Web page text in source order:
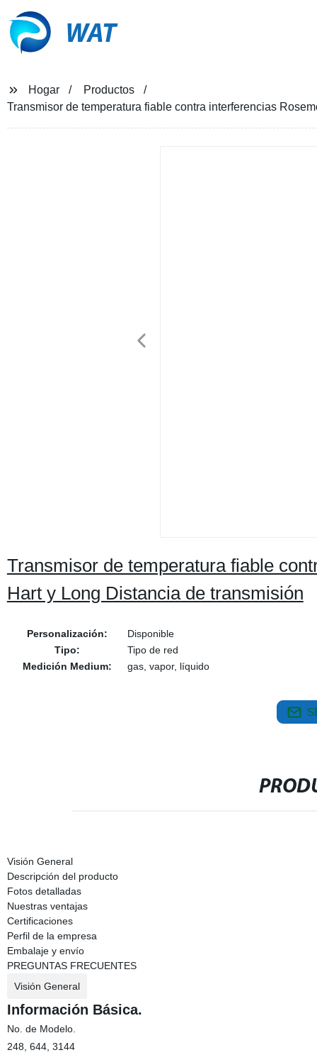
WAT
Hogar
Productos
Transmisor de temperatura fiable contra interferencias
Transmisor de temperatura fiable
Hart y Long Distancia de transmisión
Personalización:
Disponible
Tipo:
Tipo de red
Medición Medium:
gas, vapor, líquido
Visión General
Descripción del producto
Fotos detalladas
Nuestras ventajas
Certificaciones
Perfil de la empresa
Embalaje y envío
PREGUNTAS FRECUENTES
Visión General
Información Básica.
No. de Modelo.
248, 644, 3144